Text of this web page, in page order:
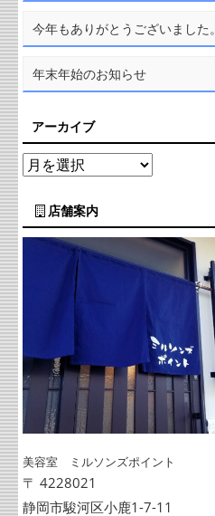
今年もありがとうございました。
年末年始のお知らせ
アーカイブ
店舗案内
美容室 ミルソンズポイント
〒 4228021
静岡市駿河区小鹿1-7-11